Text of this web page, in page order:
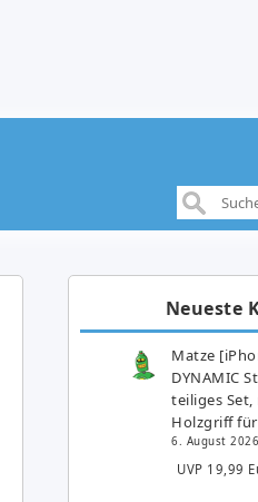
Neueste
Matze
DYNAMIC
teiliges
Holzgriff für
6. August 2026
UVP 19,99